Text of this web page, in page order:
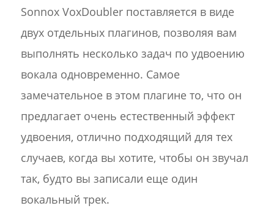
Sonnox VoxDoubler поставляется в виде
двух отдельных плагинов, позволяя вам
выполнять несколько задач по удвоению
вокала одновременно. Самое
замечательное в этом плагине то, что он
предлагает очень естественный эффект
удвоения, отлично подходящий для тех
случаев, когда вы хотите, чтобы он звучал
так, будто вы записали еще один
вокальный трек.